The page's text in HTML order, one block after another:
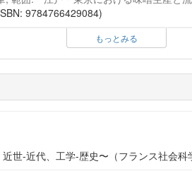
9784766429084)
もっとみる
世-近代、工学-歴史〜（フランス社会